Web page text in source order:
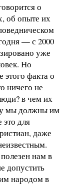
о
об опыте их
— с 2000
уже
Но
этого факта о
ничего не
в чем их
мы должны им
это для
даже
нам в
допустить
народом в